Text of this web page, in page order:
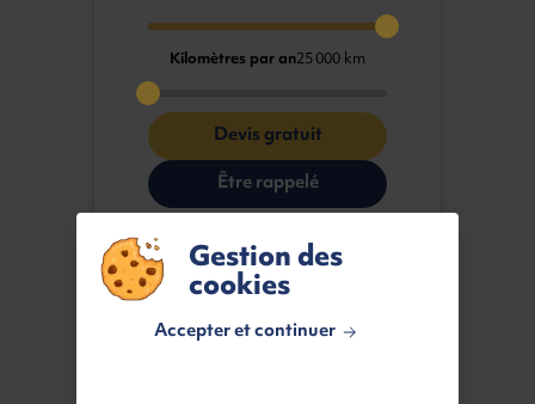
Kilomètres par an25 000 km
Devis gratuit
Être rappelé
VOTRE RETOUR GAGNANT
10 697 €
Gestion des
cookies
Accepter et continuer